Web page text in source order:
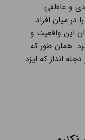
و عاطفی
میان افراد
این واقعیت و
همان طور که
انداز که ایزد